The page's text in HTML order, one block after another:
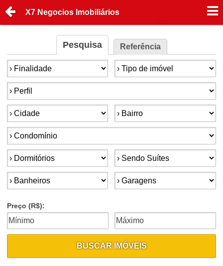
X7 Negocios Imobiliários
Pesquisa Referência
Finalidade: Tipo de imóvel:
Perfil:
Cidade: Bairro:
Condomínios:
Dormitórios: Suítes:
Banheiros: Garagens:
Preço (R$):
BUSCAR IMÓVEIS